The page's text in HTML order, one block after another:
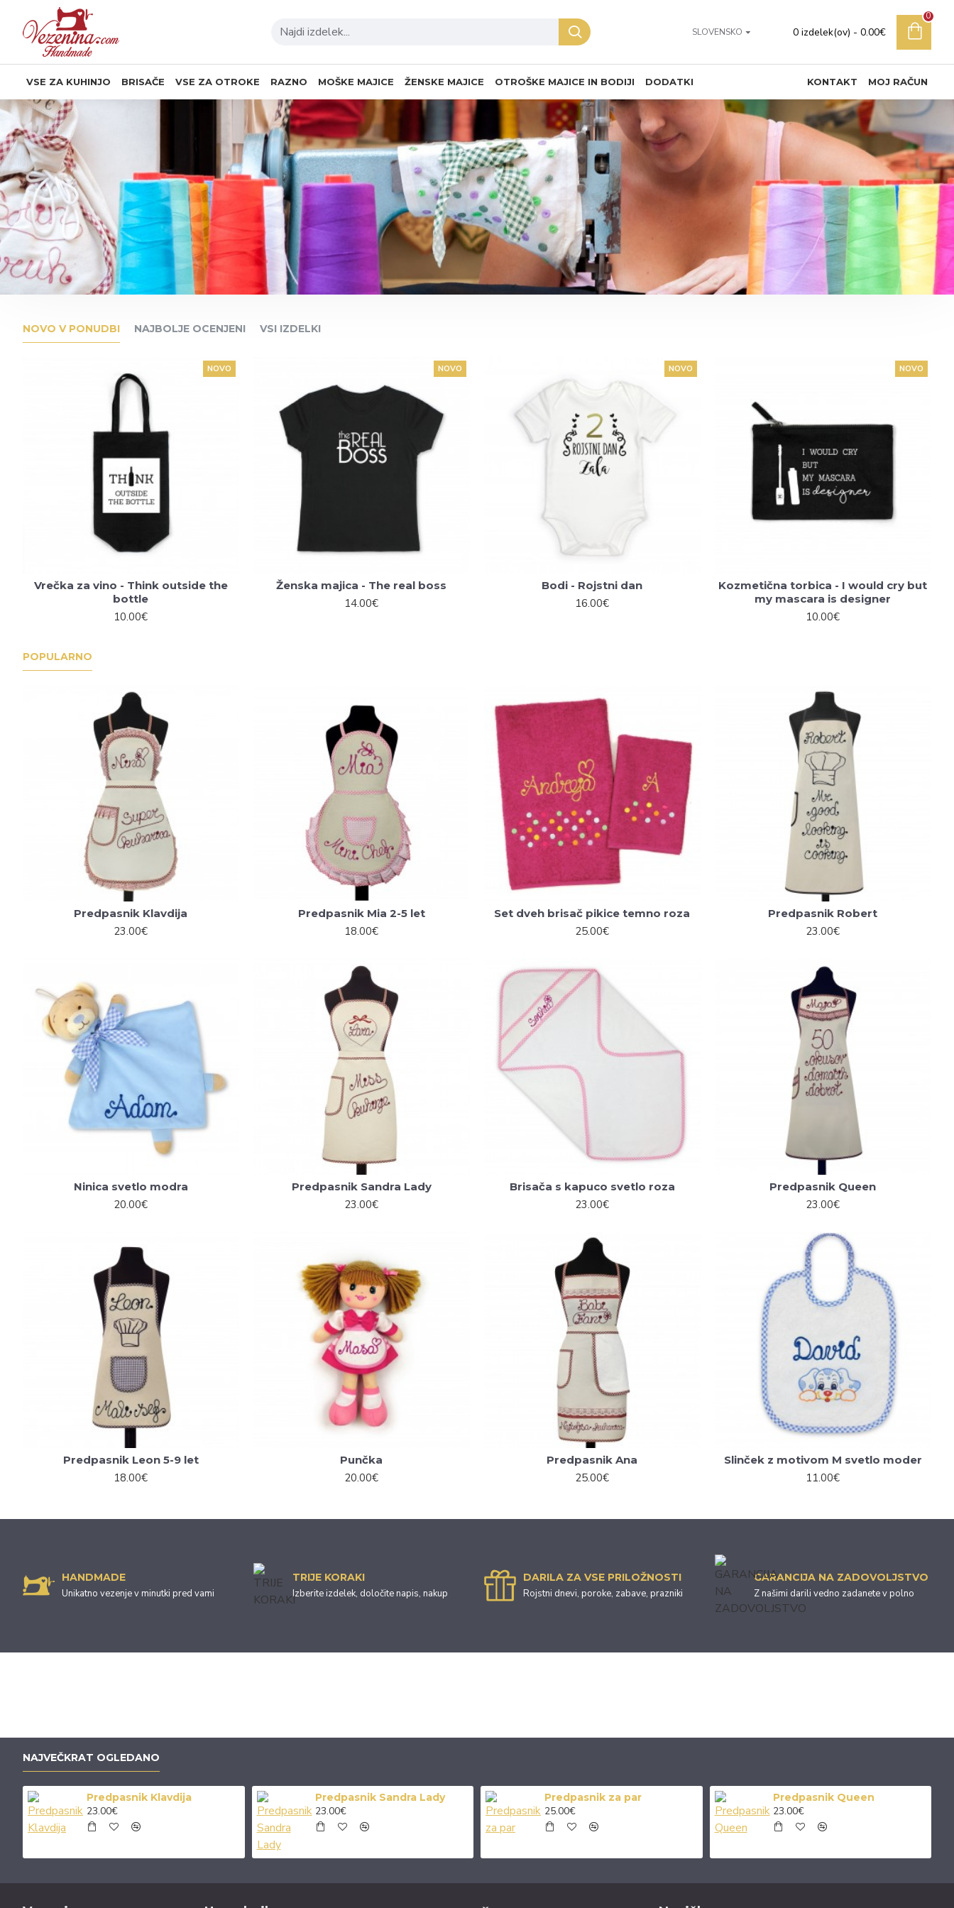
SLOVENSKO 0 izdelek(ov) - 0.00€
0
VSE ZA KUHINJO BRISAČE VSE ZA OTROKE RAZNO MOŠKE MAJICE ŽENSKE MAJICE OTROŠKE MAJICE IN BODIJI DODATKI KONTAKT MOJ RAČUN
NOVO V PONUDBI NAJBOLJE OCENJENI VSI IZDELKI
NOVO
Vrečka za vino - Think outside the
bottle
10.00€
NOVO
Ženska majica - The real boss
14.00€
NOVO
Bodi - Rojstni dan
16.00€
NOVO
Kozmetična torbica - I would cry but
my mascara is designer
10.00€
POPULARNO
Predpasnik Klavdija
23.00€
Predpasnik Mia 2-5 let
18.00€
Set dveh brisač pikice temno roza
25.00€
Predpasnik Robert
23.00€
Ninica svetlo modra
20.00€
Predpasnik Sandra Lady
23.00€
Brisača s kapuco svetlo roza
23.00€
Predpasnik Queen
23.00€
Predpasnik Leon 5-9 let
18.00€
Punčka
20.00€
Predpasnik Ana
25.00€
Slinček z motivom M svetlo moder
11.00€
HANDMADE
Unikatno vezenje v minutki pred vami
TRIJE KORAKI
Izberite izdelek, določite napis, nakup
DARILA ZA VSE PRILOŽNOSTI
Rojstni dnevi, poroke, zabave, prazniki
GARANCIJA NA ZADOVOLJSTVO
Z našimi darili vedno zadanete v polno
NAJVEČKRAT OGLEDANO
Predpasnik Klavdija
23.00€
Predpasnik Sandra Lady
23.00€
Predpasnik za par
25.00€
Predpasnik Queen
23.00€